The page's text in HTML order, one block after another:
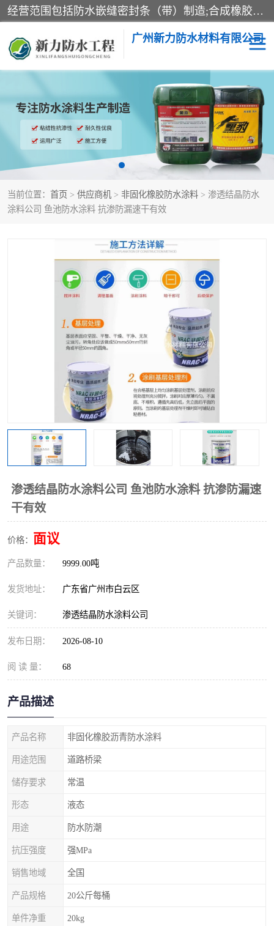
经营范围包括防水嵌缝密封条（带）制造;合成橡胶制造（监控化学品、危险化学品除外）;沥青混合物制造;防水胶粘带制造;其他合成材料制造（监控化学品、危险化学品除外）;涂料制造（监控化学品、危险化学品除外）;建筑结构防水补漏;防水建筑材料制造;粘合剂制造（监控化学品、危险化学品除外）;涂料零售;广州新力防水材料有限公司具有1处分支机构。
广州新力防水材料有限公司
当前位置： 首页 > 供应商机 > 非固化橡胶防水涂料 > 渗透结晶防水
涂料公司 鱼池防水涂料 抗渗防漏速干有效
渗透结晶防水涂料公司 鱼池防水涂料 抗渗防漏速
干有效
价格： 面议
产品数量： 9999.00吨
发货地址： 广东省广州市白云区
关键词： 渗透结晶防水涂料公司
发布日期： 2026-08-10
阅 读 量： 68
产品描述
产品名称 非固化橡胶沥青防水涂料
用途范围 道路桥梁
储存要求 常温
形态 液态
用途 防水防潮
抗压强度 强MPa
销售地域 全国
产品规格 20公斤每桶
单件净重 20kg
黑豹防水胶 建筑108胶水
乳化沥青防水涂料 自粘卷材
非固化橡胶防水涂料